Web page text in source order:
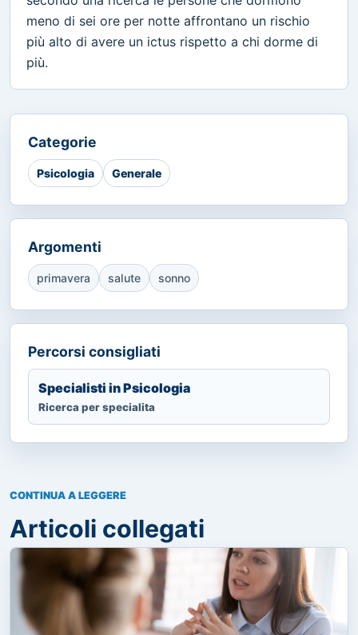
meno di sei ore per notte affrontano un rischio
più alto di avere un ictus rispetto a chi dorme di
più.
Categorie
Psicologia Generale
Argomenti
primavera salute sonno
Percorsi consigliati
Specialisti in Psicologia
Ricerca per specialita
CONTINUA A LEGGERE
Articoli collegati